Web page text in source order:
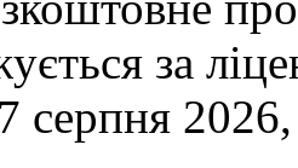
за
серпня